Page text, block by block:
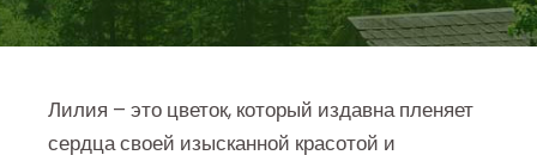
Лилия – это цветок, который издавна пленяет
сердца своей изысканной красотой и